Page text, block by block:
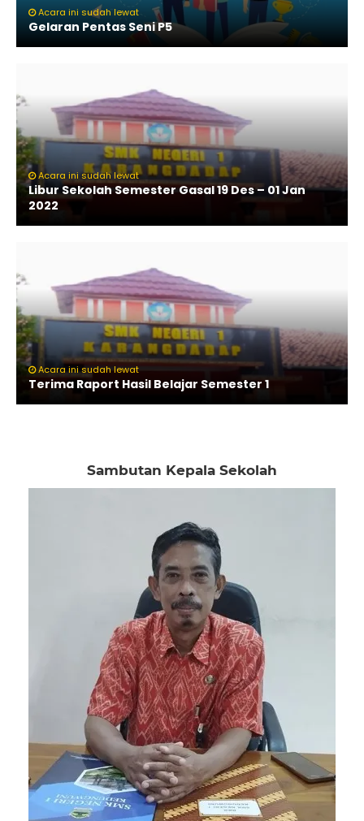
Acara ini sudah lewat
Gelaran Pentas Seni P5
Acara ini sudah lewat
Libur Sekolah Semester Gasal 19 Des – 01 Jan
2022
Acara ini sudah lewat
Terima Raport Hasil Belajar Semester 1
Sambutan Kepala Sekolah